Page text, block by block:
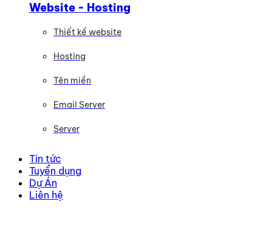
Website - Hosting
Thiết kế website
Hosting
Tên miền
Email Server
Server
Tin tức
Tuyển dụng
Dự Án
Liên hệ